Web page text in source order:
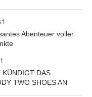
Abenteuer voller
KÜNDIGT DAS
TWO SHOES AN